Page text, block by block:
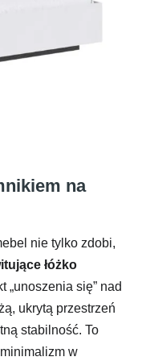
na
nie tylko zdobi,
łóżko
„unoszenia się” nad
ukrytą przestrzeń
stabilność. To
w